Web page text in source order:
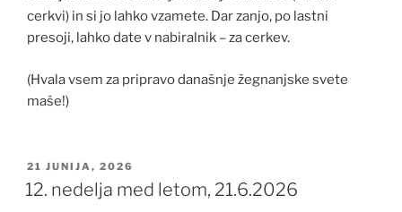
cerkvi) in si jo lahko vzamete. Dar zanjo, po lastni
presoji, lahko date v nabiralnik – za cerkev.
(Hvala vsem za pripravo današnje žegnanjske svete
maše!)
OBJAVLJENO
DNE
21 JUNIJA, 2026
12. nedelja med letom, 21.6.2026